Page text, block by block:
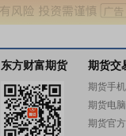
东方财富期货 期货交
期货手
期货电
期货官